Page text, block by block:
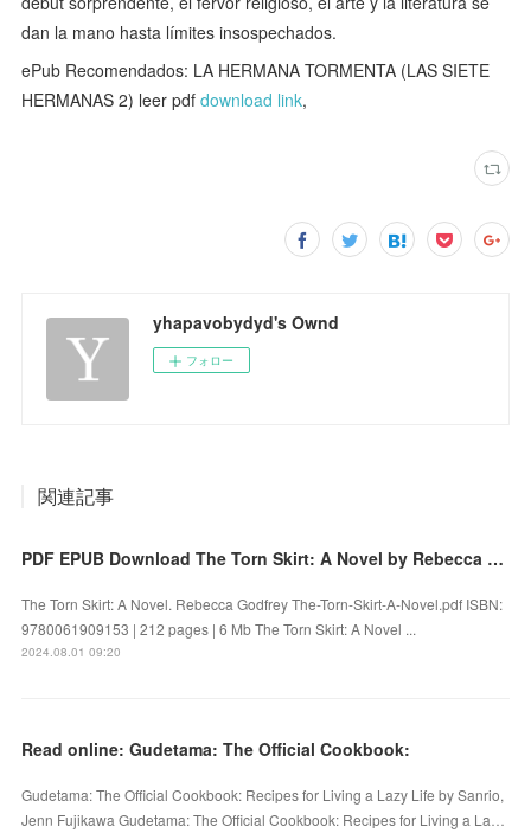
dan la mano hasta límites insospechados.
ePub Recomendados: LA HERMANA TORMENTA (LAS SIETE
HERMANAS 2) leer pdfdownload link,
yhapavobydyd's Ownd
フォロー
関連記事
PDF EPUB Download The Torn Skirt: A Novel by Rebecca Godfrey Full Book
The Torn Skirt: A Novel. Rebecca Godfrey The-Torn-Skirt-A-Novel.pdf ISBN:
9780061909153 | 212 pages | 6 Mb The Torn Skirt: A Novel ...
2024.08.01 09:20
Read online: Gudetama: The Official Cookbook:
Gudetama: The Official Cookbook: Recipes for Living a Lazy Life by Sanrio,
Jenn Fujikawa Gudetama: The Official Cookbook: Recipes for Living a La…